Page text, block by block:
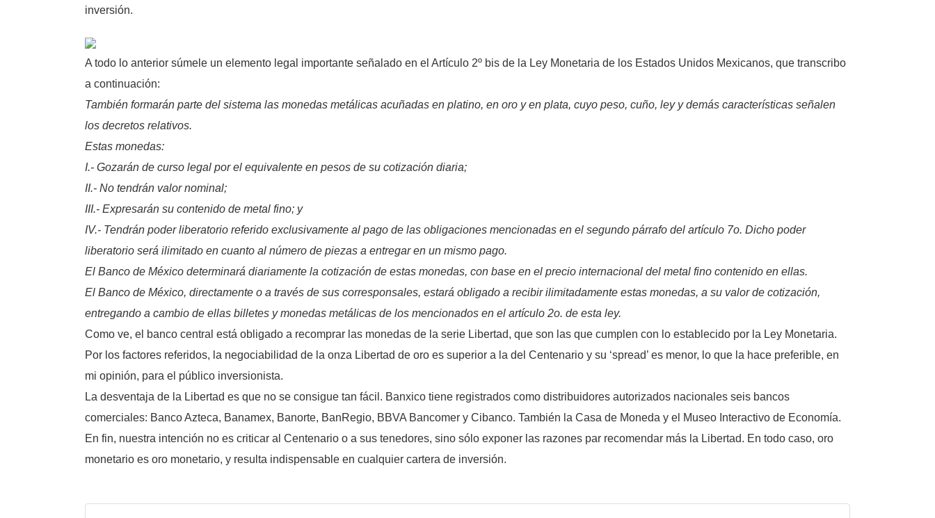
inversión.
A todo lo anterior súmele un elemento legal importante señalado en el Artículo 2º bis de la Ley Monetaria de los Estados Unidos Mexicanos, que transcribo
a continuación:
También formarán parte del sistema las monedas metálicas acuñadas en platino, en oro y en plata, cuyo peso, cuño, ley y demás características señalen
los decretos relativos.
Estas monedas:
I.- Gozarán de curso legal por el equivalente en pesos de su cotización diaria;
II.- No tendrán valor nominal;
III.- Expresarán su contenido de metal fino; y
IV.- Tendrán poder liberatorio referido exclusivamente al pago de las obligaciones mencionadas en el segundo párrafo del artículo 7o. Dicho poder
liberatorio será ilimitado en cuanto al número de piezas a entregar en un mismo pago.
El Banco de México determinará diariamente la cotización de estas monedas, con base en el precio internacional del metal fino contenido en ellas.
El Banco de México, directamente o a través de sus corresponsales, estará obligado a recibir ilimitadamente estas monedas, a su valor de cotización,
entregando a cambio de ellas billetes y monedas metálicas de los mencionados en el artículo 2o. de esta ley.
Como ve, el banco central está obligado a recomprar las monedas de la serie Libertad, que son las que cumplen con lo establecido por la Ley Monetaria.
Por los factores referidos, la negociabilidad de la onza Libertad de oro es superior a la del Centenario y su ‘spread’ es menor, lo que la hace preferible, en
mi opinión, para el público inversionista.
La desventaja de la Libertad es que no se consigue tan fácil. Banxico tiene registrados como distribuidores autorizados nacionales seis bancos
comerciales: Banco Azteca, Banamex, Banorte, BanRegio, BBVA Bancomer y Cibanco. También la Casa de Moneda y el Museo Interactivo de Economía.
En fin, nuestra intención no es criticar al Centenario o a sus tenedores, sino sólo exponer las razones par recomendar más la Libertad. En todo caso, oro
monetario es oro monetario, y resulta indispensable en cualquier cartera de inversión.